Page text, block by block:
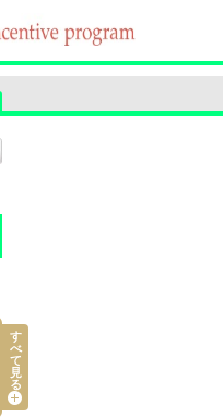
す
べ
て
見
る